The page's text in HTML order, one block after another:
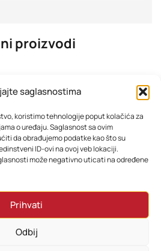
saglasnostima
koristimo tehnologije poput kolačića za
o uređaju. Saglasnost sa ovim
da obrađujemo podatke kao što su
ID-ovi na ovoj veb lokaciji.
može negativno uticati na određene
Prihvati
Odbij
proizvodi
Samsung Z Flip7 FE 256GB Black – Exynos 2400, 50MP Kamera